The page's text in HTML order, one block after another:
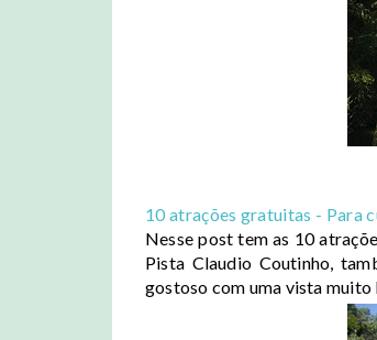
10 atrações gratuitas - Para
Nesse post tem as 10
Pista Claudio Coutinho,
gostoso com uma vista muito